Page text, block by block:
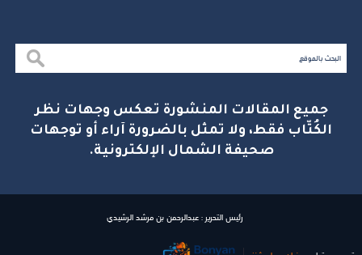
جميع المقالات المنشورة تعكس وجهات نظر
الكُتّاب فقط، ولا تمثل بالضرورة آراء أو توجهات
صحيفة الشمال الإلكترونية.
رئيس التحرير : عبدالرحمن بن مرشد الرشيدي